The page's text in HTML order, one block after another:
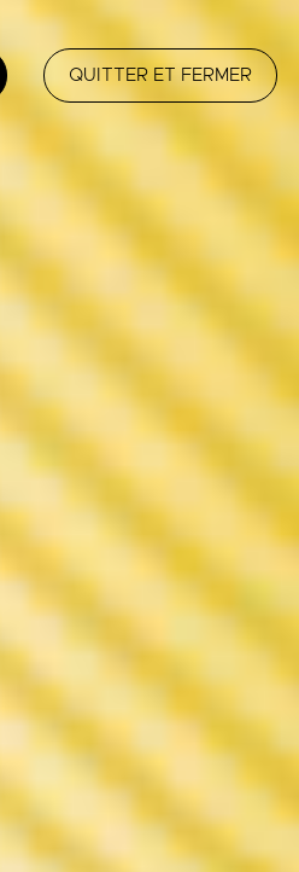
QUITTER ET FERMER